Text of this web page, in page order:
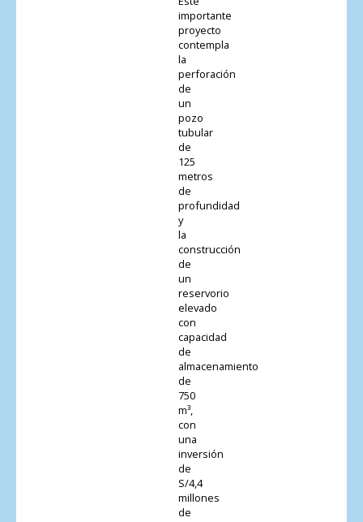
importante
proyecto
contempla
la
perforación
de
un
pozo
tubular
de
125
metros
de
profundidad
y
la
construcción
de
un
reservorio
elevado
con
capacidad
de
almacenamiento
de
750
m³,
con
una
inversión
de
S/4,4
millones
de